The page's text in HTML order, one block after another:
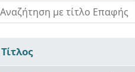
Αναζήτηση με τίτλο Επαφής
Τίτλος